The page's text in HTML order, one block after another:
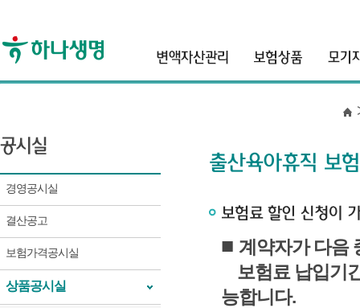
경영공시실
결산공고
보험가격공시실
상품공시실
■ 계약자가 다음
보험료 납입기
능합니다.